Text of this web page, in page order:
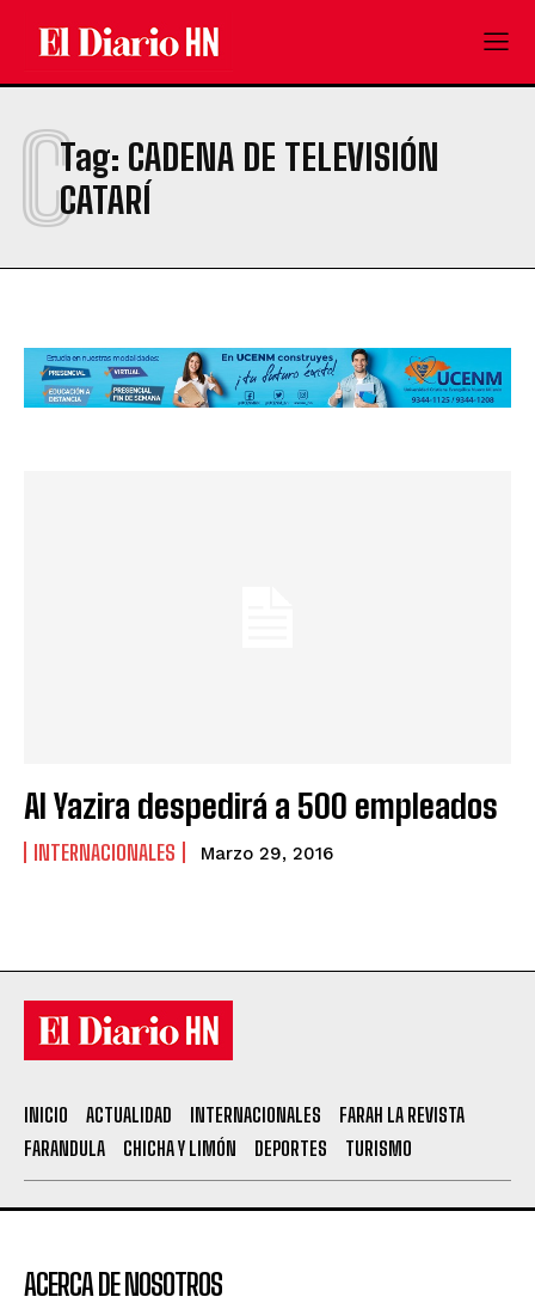
Tag: CADENA DE TELEVISIÓN
CATARÍ
C
Al Yazira despedirá a 500 empleados
INTERNACIONALES Marzo 29, 2016
INICIO ACTUALIDAD INTERNACIONALES
FARAH LA REVISTA
FARANDULA
CHICHA Y LIMÓN DEPORTES TURISMO
ACERCA DE NOSOTROS